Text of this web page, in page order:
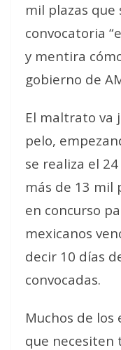
mil plazas que
convocatoria
y mentira
gobierno de
El maltrato va
pelo,
se realiza el
más de 13 mil
en concurso
mexicanos
decir 10 días
convocadas.
Muchos de los
que necesiten